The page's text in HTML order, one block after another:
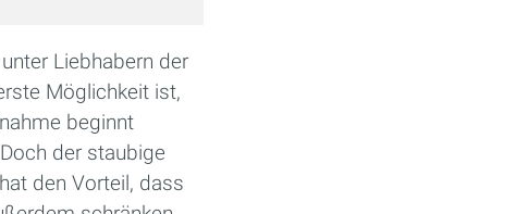
Liebhabern der
Möglichkeit ist,
beginnt
der staubige
den Vorteil, dass